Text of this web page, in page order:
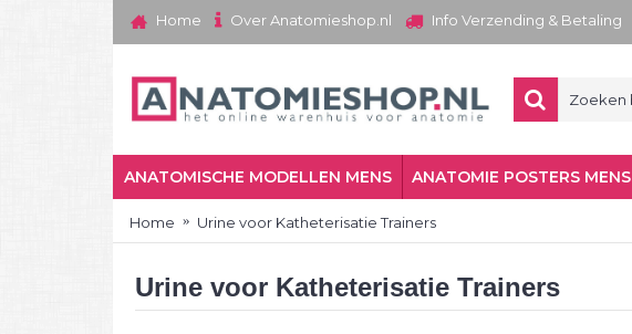
Home Over Anatomieshop.nl Info Verzending & Betaling
ANATOMISCHE MODELLEN MENS ANATOMIE POSTERS MENS
Home Urine voor Katheterisatie Trainers
Urine voor Katheterisatie Trainers